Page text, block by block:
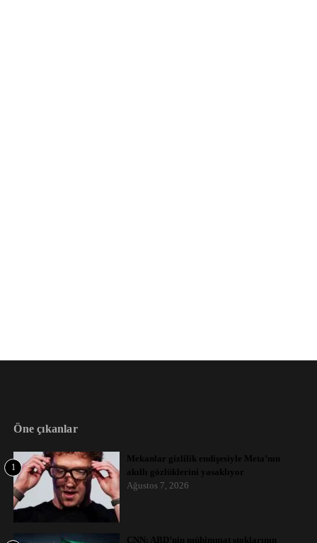
Öne çıkanlar
1
Mekanlar gizlilik endişesiyle Meta’nın
akıllı gözlüklerini yasaklıyor
Ağustos 7, 2026
CNN: ABD’nin mühimmat stoklarının